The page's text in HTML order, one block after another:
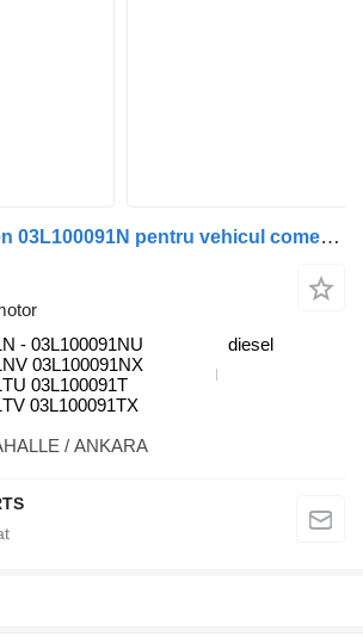
Motor Volkswagen 03L100091N pentru vehicul comercial Volkswagen
- 03L100091NU
03L100091NX
03L100091T
03L100091TX
diesel
/ ANKARA